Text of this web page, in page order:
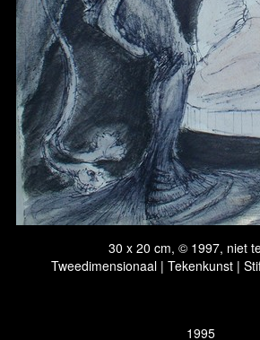
30 x 20 cm, © 1997, niet
Tweedimensionaal | Tekenkunst |
1995